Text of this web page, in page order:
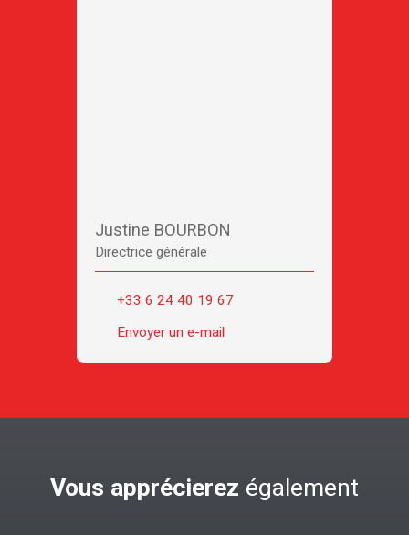
Justine BOURBON
Directrice générale
+33 6 24 40 19 67
Envoyer un e-mail
Vous apprécierez également